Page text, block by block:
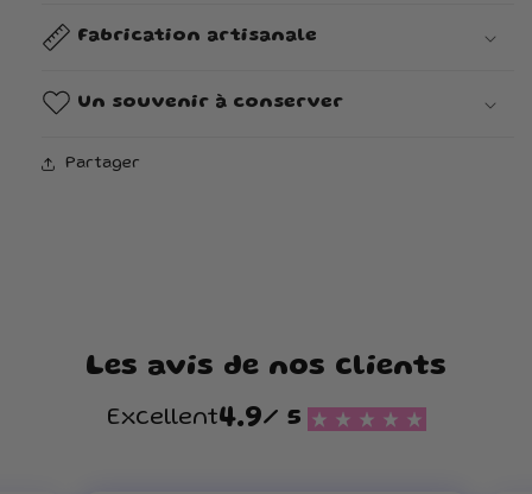
Fabrication artisanale
Un souvenir à conserver
Partager
Les avis de nos clients
Excellent4.9/ 5